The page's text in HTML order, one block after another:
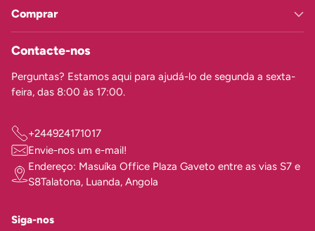
Comprar
Contacte-nos
Perguntas? Estamos aqui para ajudá-lo de segunda a sexta-
feira, das 8:00 às 17:00.
+244924171017
Envie-nos um e-mail!
Endereço: Masuíka Office Plaza Gaveto entre as vias S7 e
S8Talatona, Luanda, Angola
Siga-nos